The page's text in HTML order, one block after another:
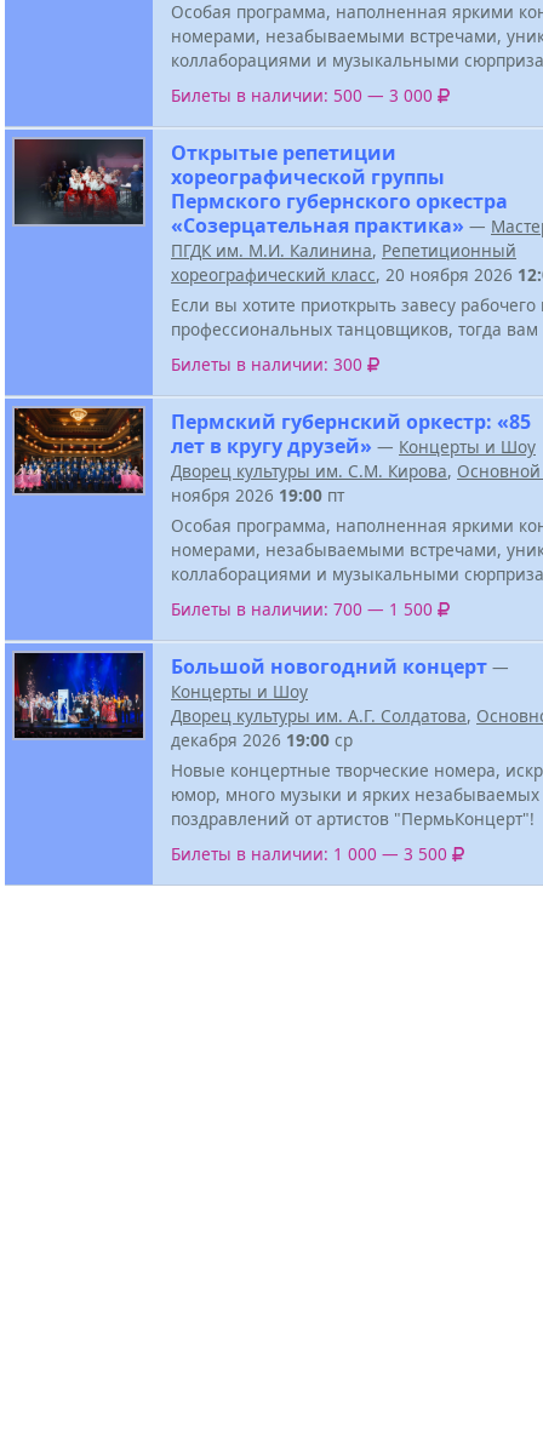
Особая программа, наполненная яркими
номерами, незабываемыми встречами,
коллаборациями и музыкальными
Билеты в наличии: 500 — 3 000
Открытые репетиции
хореографической группы
Пермского губернского оркестра
«Созерцательная практика» —
ПГДК им. М.И. Калинина, Репетиционный
хореографический класс, 20 ноября 2026
Если вы хотите приоткрыть завесу рабочего
профессиональных танцовщиков, тогда
Билеты в наличии: 300
Пермский губернский оркестр: «85
лет в кругу друзей» — Концерты и Шоу
Дворец культуры им. С.М. Кирова, Основной
ноября 2026 19:00 пт
Особая программа, наполненная яркими
номерами, незабываемыми встречами,
коллаборациями и музыкальными
Билеты в наличии: 700 — 1 500
Большой новогодний концерт —
Концерты и Шоу
Дворец культуры им. А.Г. Солдатова,
декабря 2026 19:00 ср
Новые концертные творческие номера,
юмор, много музыки и ярких незабываемых
поздравлений от артистов "ПермьКонцерт"!
Билеты в наличии: 1 000 — 3 500